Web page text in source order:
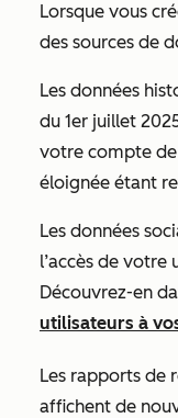
Lorsque vous
des sources de
Les données
du 1er juillet
votre compte de
éloignée étant
Les données
l’accès de
Découvrez-en
utilisateurs à
Les rapports de
affichent de